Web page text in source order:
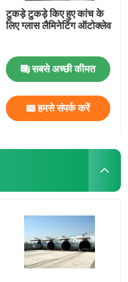
टुकड़े टुकड़े किए हुए कांच के
लिए ग्लास लैमिनेटिंग ऑटोक्लेव
सबसे अच्छी कीमत
हमसे संपर्क करें